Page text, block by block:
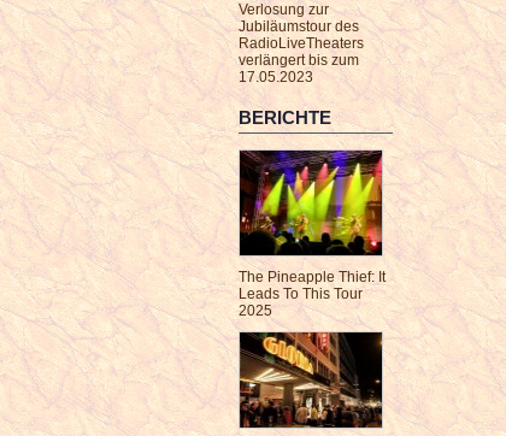
Verlosung zur
Jubiläumstour des
RadioLiveTheaters
verlängert bis zum
17.05.2023
BERICHTE
The Pineapple Thief: It
Leads To This Tour
2025